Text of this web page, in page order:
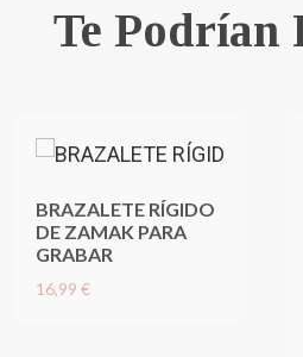
Te Podrían
BRAZALETE RÍGIDO
DE ZAMAK PARA
GRABAR
16,99 €